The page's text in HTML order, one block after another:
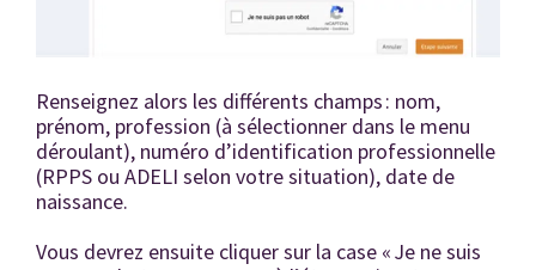
Renseignez alors les différents champs : nom,
prénom, profession (à sélectionner dans le menu
déroulant), numéro d’identification professionnelle
(RPPS ou ADELI selon votre situation), date de
naissance.
Vous devrez ensuite cliquer sur la case « Je ne suis